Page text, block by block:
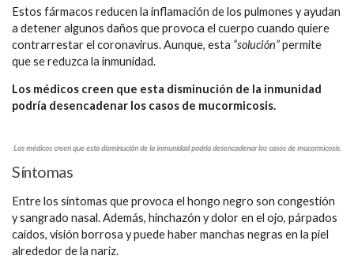
Estos fármacos reducen la inflamación de los pulmones y ayudan
a detener algunos daños que provoca el cuerpo cuando quiere
contrarrestar el coronavirus. Aunque, esta “solución”permite
que se reduzca la inmunidad.
Los médicos creen que esta disminución de la inmunidad
podría desencadenar los casos de mucormicosis.
Los médicos creen que esta disminución de la inmunidad podría desencadenar los casos de mucormicosis.
Síntomas
Entre los síntomas que provoca el hongo negro son congestión
y sangrado nasal. Además, hinchazón y dolor en el ojo, párpados
caídos, visión borrosa y puede haber manchas negras en la piel
alrededor de la nariz.